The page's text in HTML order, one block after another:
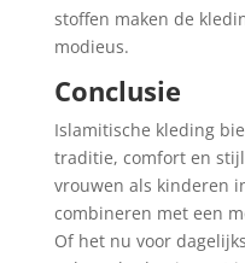
stoffen maken de
modieus.
Conclusie
Islamitische kleding
traditie, comfort en
vrouwen als kinderen
combineren met een
Of het nu voor